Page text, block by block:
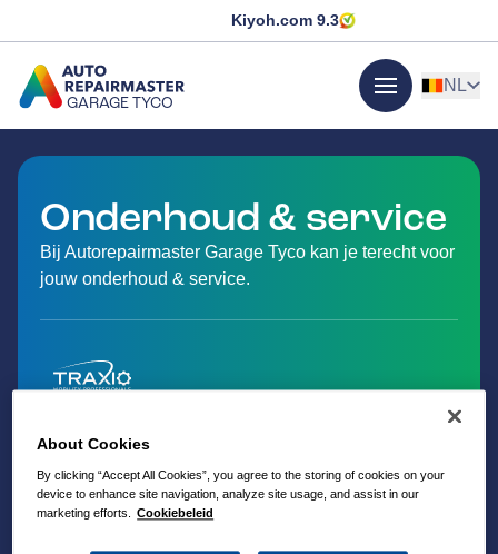
Kiyoh.com 9.3
GARAGE TYCO menu
NL
Onderhoud & service
Bij Autorepairmaster Garage Tyco kan je terecht voor
jouw onderhoud & service.
About Cookies
By clicking “Accept All Cookies”, you agree to the storing of cookies on your
device to enhance site navigation, analyze site usage, and assist in our
marketing efforts. Cookiebeleid